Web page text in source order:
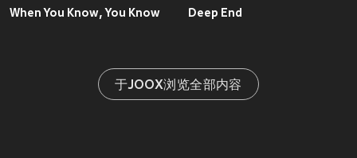
When You Know, You Know Deep End
于JOOX浏览全部内容